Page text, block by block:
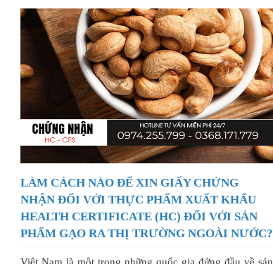
LÀM CÁCH NÀO ĐỂ XIN GIẤY CHỨNG
NHẬN ĐỐI VỚI THỰC PHẨM XUẤT KHẨU
HEALTH CERTIFICATE (HC) ĐỐI VỚI SẢN
PHẨM GẠO RA THỊ TRƯỜNG NGOÀI NƯỚC?
Việt Nam là một trong những quốc gia đứng đầu về sản